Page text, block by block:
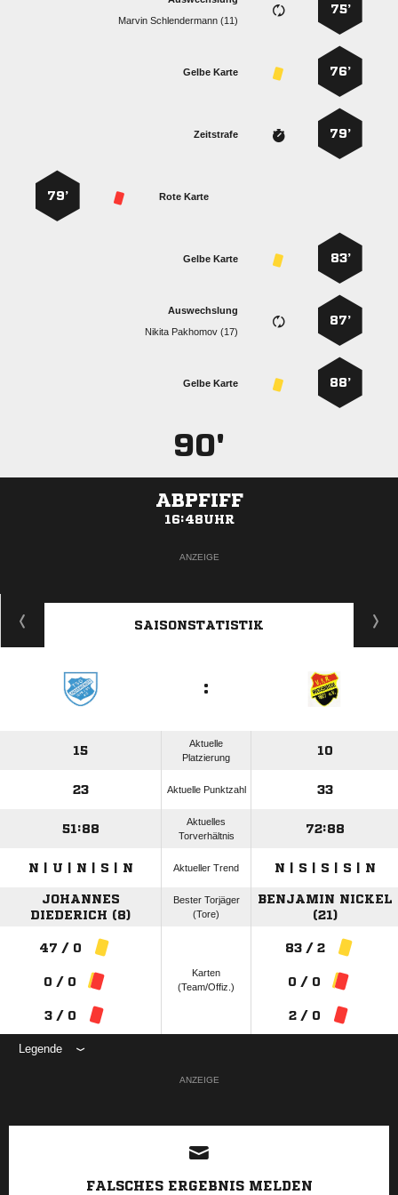
75’
  
76’
Gelbe Karte
79’
Zeitstrafe
Rote Karte
79’
83’
Gelbe Karte
87’
Auswechslung
  
88’
Gelbe Karte
90'
ABPFIFF
16:48UHR
ANZEIGE
SAISONSTATISTIK
:
15
Aktuelle
Platzierung
10
23 Aktuelle Punktzahl 33
51:88
Aktuelles
Torverhältnis
72:88
N | U | N | S | N Aktueller Trend N | S | S | S | N
JOHANNES
DIEDERICH (8)
Bester Torjäger
(Tore)
BENJAMIN NICKEL
(21)
47 / 0
0 / 0
3 / 0
Karten
(Team/Offiz.)
83 / 2
0 / 0
2 / 0
Legende
ANZEIGE
FALSCHES ERGEBNIS MELDEN